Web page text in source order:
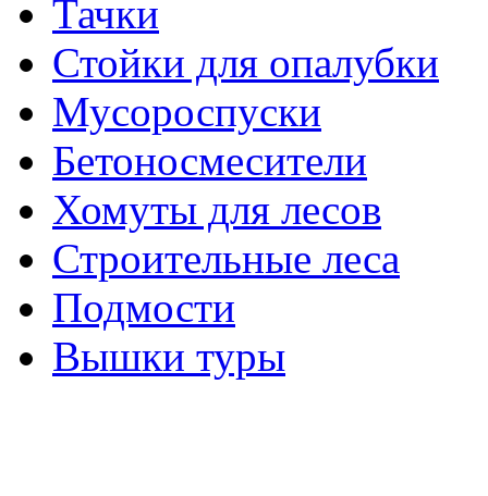
Тачки
Стойки для опалубки
Мусороспуски
Бетоносмесители
Хомуты для лесов
Строительные леса
Подмости
Вышки туры